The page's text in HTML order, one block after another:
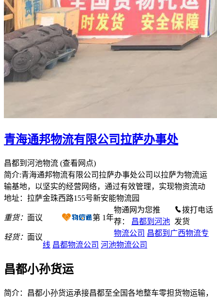
青海通邦物流有限公司拉萨办事处
昌都到河池物流 (查看网点)
简介:青海通邦物流有限公司拉萨办事处公司以拉萨为物流运
输基地，以坚实的经营网络，通过有效管理，实现物资流动
地址：拉萨金珠西路155号新安能物流园
重货： 面议
轻货： 面议
第 1年
拨打电话
发货
昌都小孙货运
简介：昌都小孙货运承接昌都至全国各地整车零担货物运输，
物通网为您推
荐：
昌都到河池
物流公司 昌都到广西物流专
线 昌都物流公司 河池物流公司